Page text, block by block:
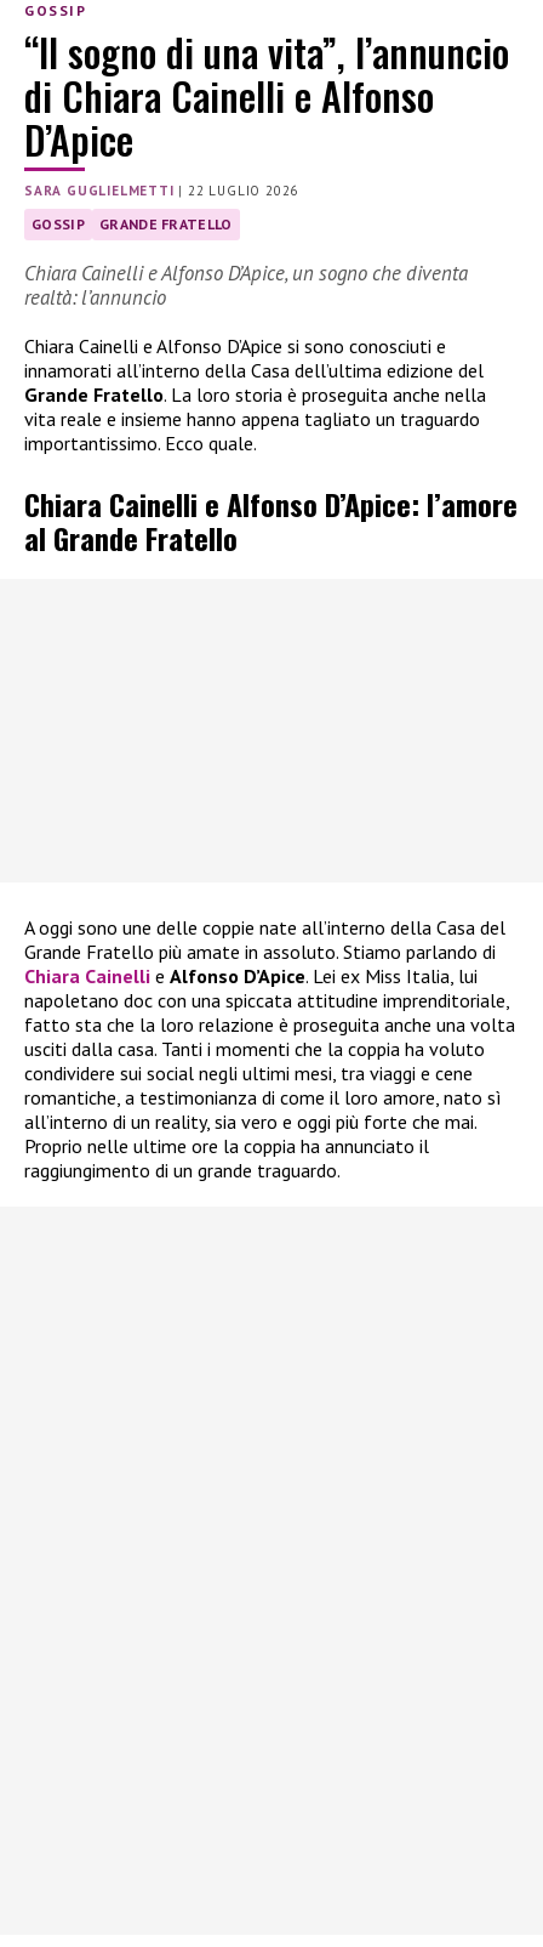
GOSSIP
“Il sogno di una vita”, l’annuncio
di Chiara Cainelli e Alfonso
D’Apice
SARA GUGLIELMETTI |22 LUGLIO 2026
GOSSIP GRANDE FRATELLO
Chiara Cainelli e Alfonso D’Apice, un sogno che diventa
realtà: l’annuncio
Chiara Cainelli e Alfonso D’Apice si sono conosciuti e
innamorati all’interno della Casa dell’ultima edizione del
Grande Fratello. La loro storia è proseguita anche nella
vita reale e insieme hanno appena tagliato un traguardo
importantissimo. Ecco quale.
Chiara Cainelli e Alfonso D’Apice: l’amore
al Grande Fratello
A oggi sono une delle coppie nate all’interno della Casa del
Grande Fratello più amate in assoluto. Stiamo parlando di
Chiara Cainelli e Alfonso D’Apice. Lei ex Miss Italia, lui
napoletano doc con una spiccata attitudine imprenditoriale,
fatto sta che la loro relazione è proseguita anche una volta
usciti dalla casa. Tanti i momenti che la coppia ha voluto
condividere sui social negli ultimi mesi, tra viaggi e cene
romantiche, a testimonianza di come il loro amore, nato sì
all’interno di un reality, sia vero e oggi più forte che mai.
Proprio nelle ultime ore la coppia ha annunciato il
raggiungimento di un grande traguardo.